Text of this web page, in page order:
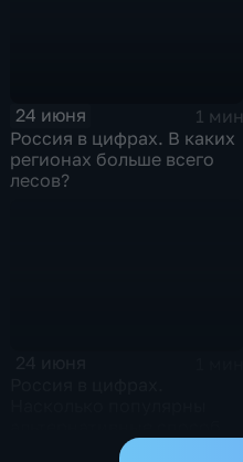
24 июня
1 мин
Россия в цифрах. В каких
регионах больше всего
лесов?